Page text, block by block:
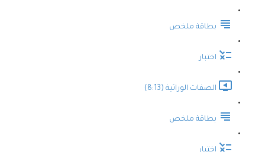
بطاقة ملخص
اختبار
الصفات الوراثية (8:13)
بطاقة ملخص
اختبار